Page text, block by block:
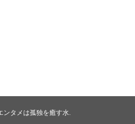
ンタメは孤独を癒す水